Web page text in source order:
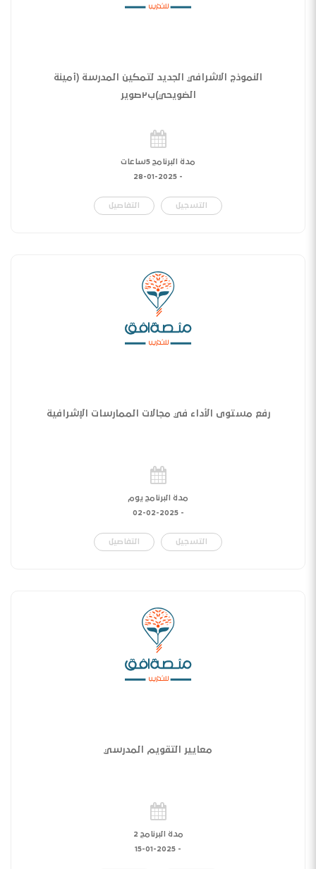
النموذج الاشرافي الجديد لتمكين المدرسة (أمينة
الضويحي)ب٢صوير
مدة البرنامج 5ساعات
-
28-01-2025
التسجيل التفاصيل
رفع مستوى الأداء في مجالات الممارسات الإشرافية
مدة البرنامج يوم
-
02-02-2025
التسجيل التفاصيل
معايير التقويم المدرسي
مدة البرنامج 2
-
15-01-2025